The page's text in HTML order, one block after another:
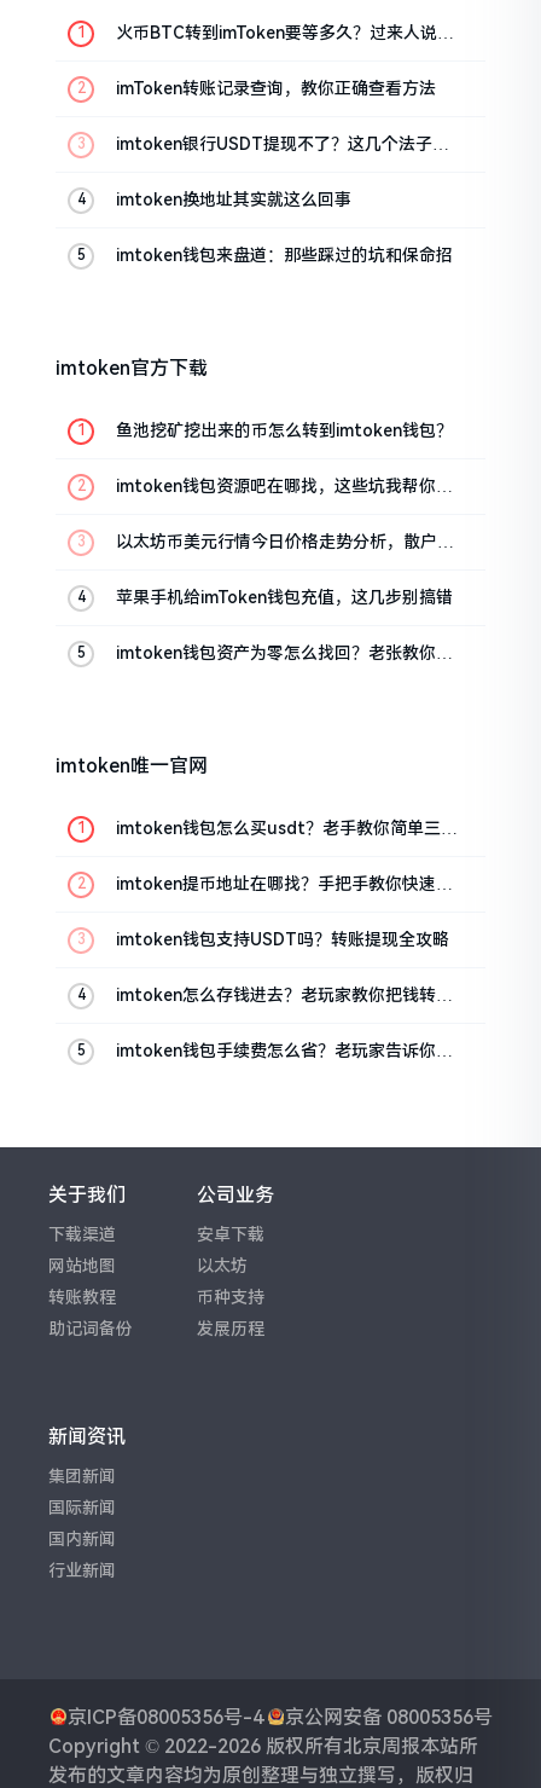
火币BTC转到imToken要等多久？过来人说说
imToken转账记录查询，教你正确查看方法
imtoken银行USDT提现不了？这几个法子能
imtoken换地址其实就这么回事
imtoken钱包来盘道：那些踩过的坑和保命招
imtoken官方下载
鱼池挖矿挖出来的币怎么转到imtoken钱包？
imtoken钱包资源吧在哪找，这些坑我帮你趟
以太坊币美元行情今日价格走势分析，散户如
苹果手机给imToken钱包充值，这几步别搞错
imtoken钱包资产为零怎么找回？老张教你几
imtoken唯一官网
imtoken钱包怎么买usdt？老手教你简单三步
imtoken提币地址在哪找？手把手教你快速查
imtoken钱包支持USDT吗？转账提现全攻略
imtoken怎么存钱进去？老玩家教你把钱转进
imtoken钱包手续费怎么省？老玩家告诉你几
关于我们
下载渠道
网站地图
转账教程
助记词备份
公司业务
安卓下载
以太坊
币种支持
发展历程
新闻资讯
集团新闻
国际新闻
国内新闻
行业新闻
京ICP备08005356号-4
京公网安备 08005356号
Copyright © 2022-2026 版权所有北京周报本站所
发布的文章内容均为原创整理与独立撰写，版权归